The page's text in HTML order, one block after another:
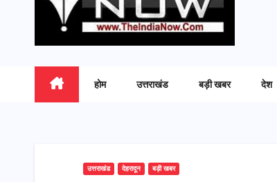
होम उत्तराखंड बड़ी खबर देश
उत्तराखंड देहरादून बड़ी खबर